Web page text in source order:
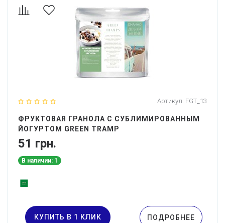
Артикул: FGT_13
ФРУКТОВАЯ ГРАНОЛА С СУБЛИМИРОВАННЫМ
ЙОГУРТОМ GREEN TRAMP
51 грн.
В наличии: 1
КУПИТЬ В 1 КЛИК ПОДРОБНЕЕ